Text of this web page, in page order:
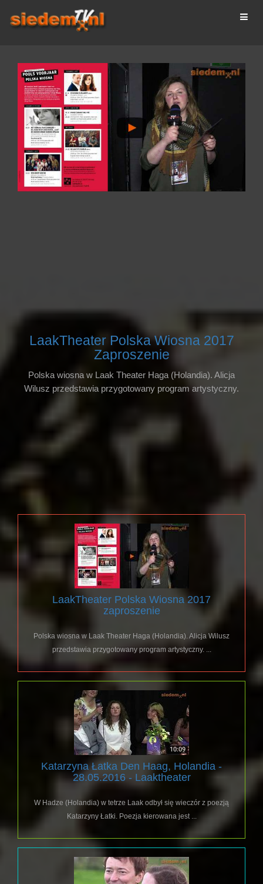
LaakTheater Polska Wiosna 2017
Zaproszenie
Polska wiosna w Laak Theater Haga (Holandia). Alicja
Wilusz przedstawia przygotowany program artystyczny.
LaakTheater Polska Wiosna 2017
zaproszenie
Polska wiosna w Laak Theater Haga (Holandia). Alicja Wilusz
przedstawia przygotowany program artystyczny. ...
Katarzyna Łatka Den Haag, Holandia -
28.05.2016 - Laaktheater
W Hadze (Holandia) w tetrze Laak odbył się wieczór z poezją
Katarzyny Łatki. Poezja kierowana jest ...